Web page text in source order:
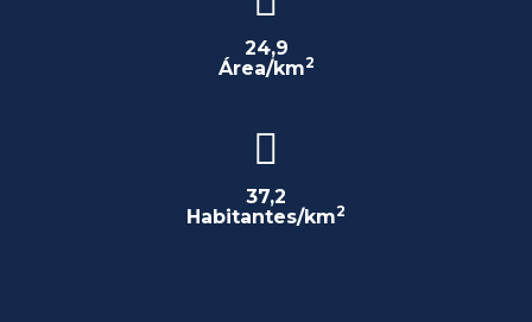
24,9
Área/km2
37,2
Habitantes/km2